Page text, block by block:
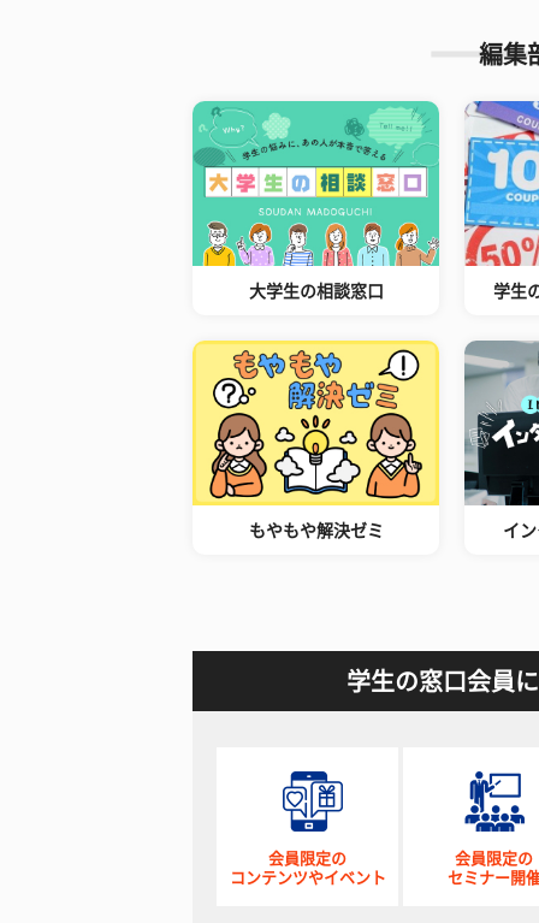
編集
大学生の相談窓口 学生
もやもや解決ゼミ イ
学生の窓口会員
会員限定の
コンテンツやイベント
会員限定の
セミナー開